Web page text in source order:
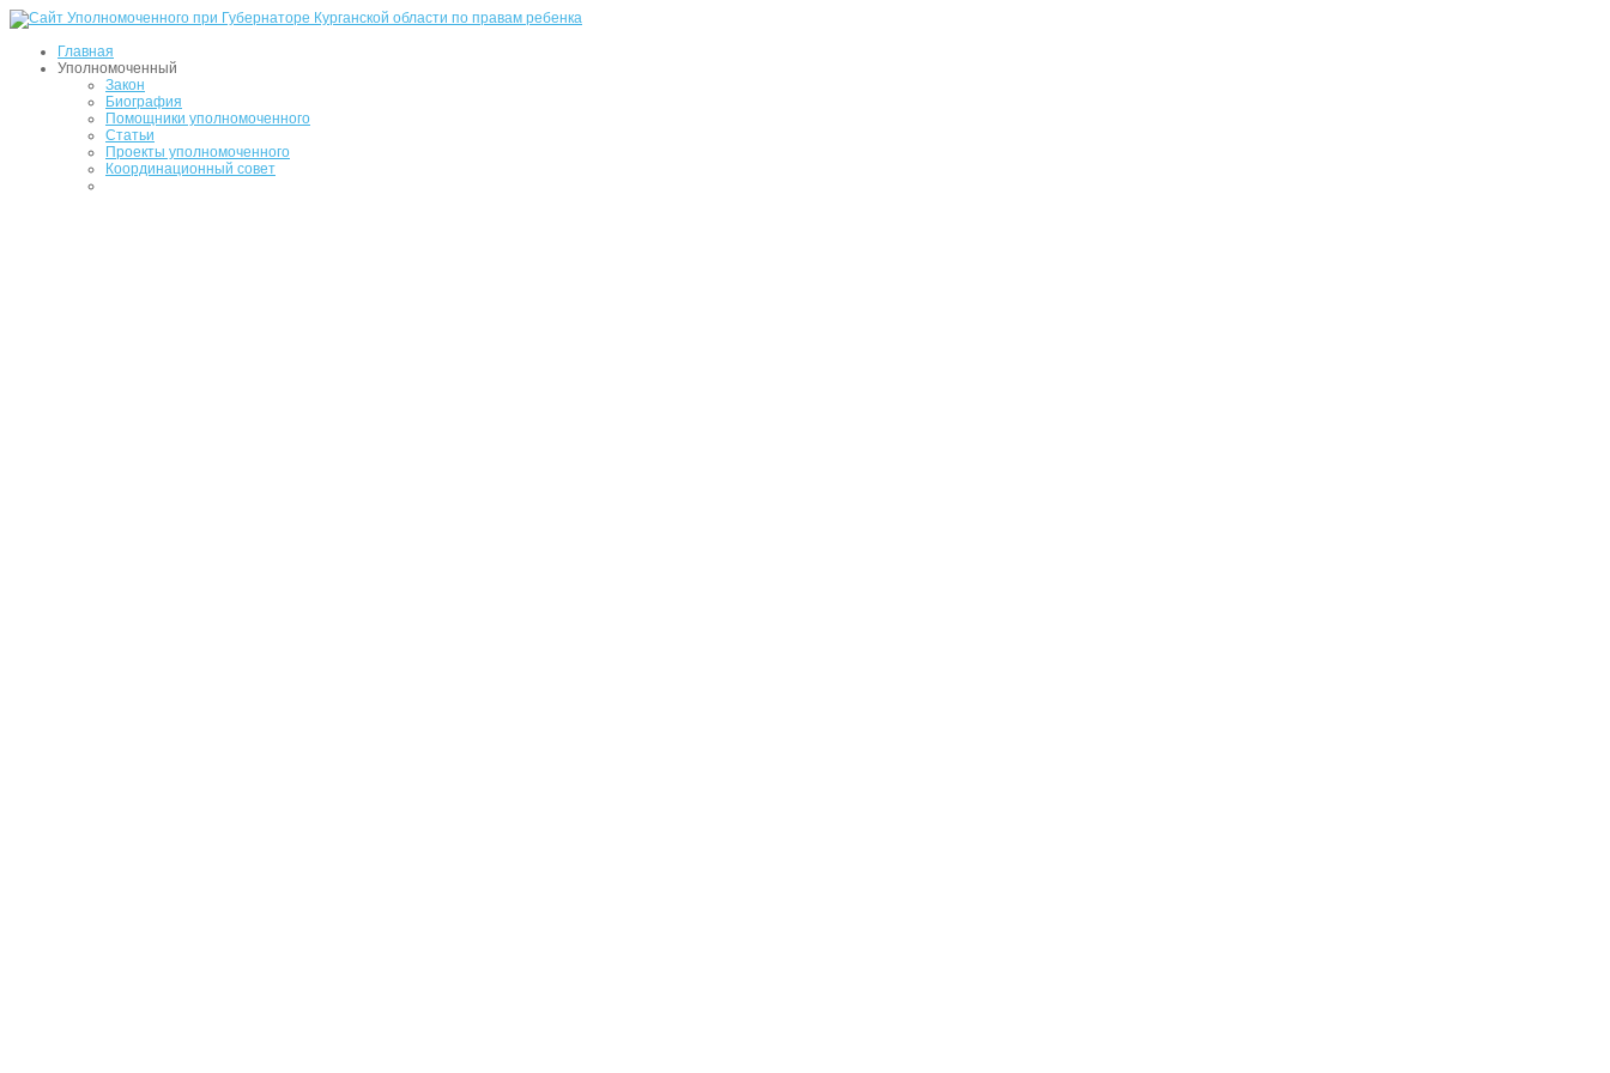
Главная
Уполномоченный
Закон
Биография
Помощники уполномоченного
Статьи
Проекты уполномоченного
Координационный совет